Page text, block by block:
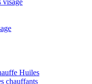
Huiles
chauffants